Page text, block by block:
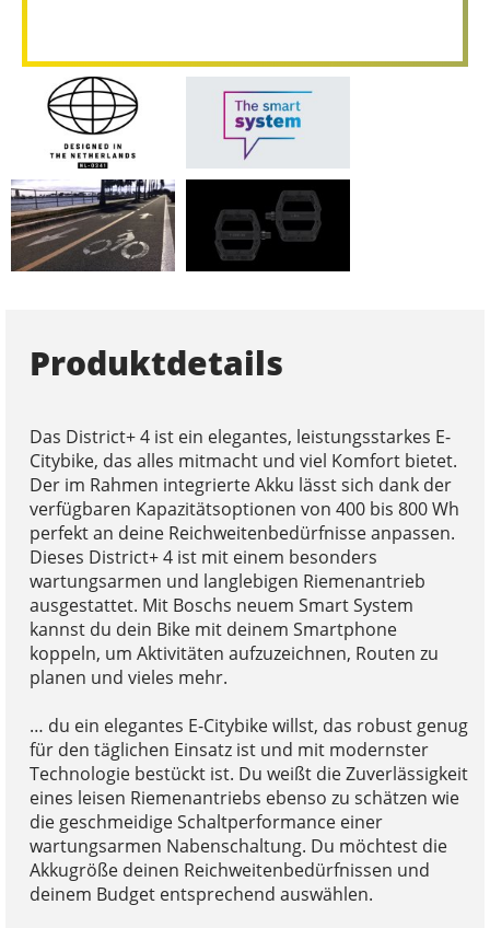
Produktdetails
Das District+ 4 ist ein elegantes, leistungsstarkes E-
Citybike, das alles mitmacht und viel Komfort bietet.
Der im Rahmen integrierte Akku lässt sich dank der
verfügbaren Kapazitätsoptionen von 400 bis 800 Wh
perfekt an deine Reichweitenbedürfnisse anpassen.
Dieses District+ 4 ist mit einem besonders
wartungsarmen und langlebigen Riemenantrieb
ausgestattet. Mit Boschs neuem Smart System
kannst du dein Bike mit deinem Smartphone
koppeln, um Aktivitäten aufzuzeichnen, Routen zu
planen und vieles mehr.
… du ein elegantes E-Citybike willst, das robust genug
für den täglichen Einsatz ist und mit modernster
Technologie bestückt ist. Du weißt die Zuverlässigkeit
eines leisen Riemenantriebs ebenso zu schätzen wie
die geschmeidige Schaltperformance einer
wartungsarmen Nabenschaltung. Du möchtest die
Akkugröße deinen Reichweitenbedürfnissen und
deinem Budget entsprechend auswählen.